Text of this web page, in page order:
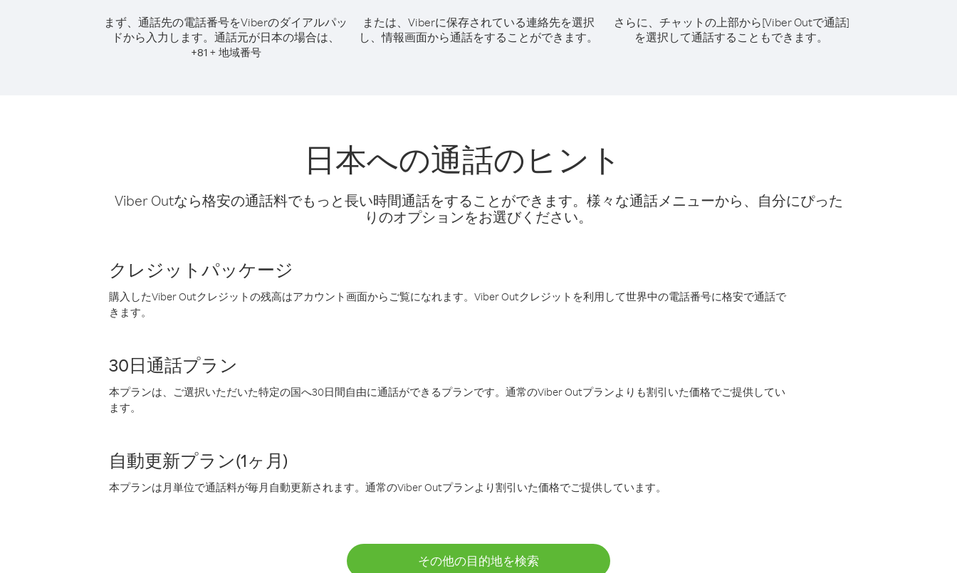
まず、通話先の電話番号をViberのダイアルパッ
ドから入力します。 通話元が日本の場合は、
+81+ 地域番号
または、Viberに保存されている連絡先を選択
し、情報画面から通話をすることができます。
さらに、チャットの上部から[Viber Outで通話]
を選択して通話することもできます。
日本への通話のヒント
Viber Outなら格安の通話料でもっと長い時間通話をすることができます。様々な通話メニューから、自分にぴった
りのオプションをお選びください。
クレジットパッケージ
購入したViber Outクレジットの残高はアカウント画面からご覧になれます。Viber Outクレジットを利用して世界中の電話番号に格安で通話で
きます。
30日通話プラン
本プランは、ご選択いただいた特定の国へ30日間自由に通話ができるプランです。通常のViber Outプランよりも割引いた価格でご提供してい
ます。
自動更新プラン(1ヶ月)
本プランは月単位で通話料が毎月自動更新されます。通常のViber Outプランより割引いた価格でご提供しています。
その他の目的地を検索